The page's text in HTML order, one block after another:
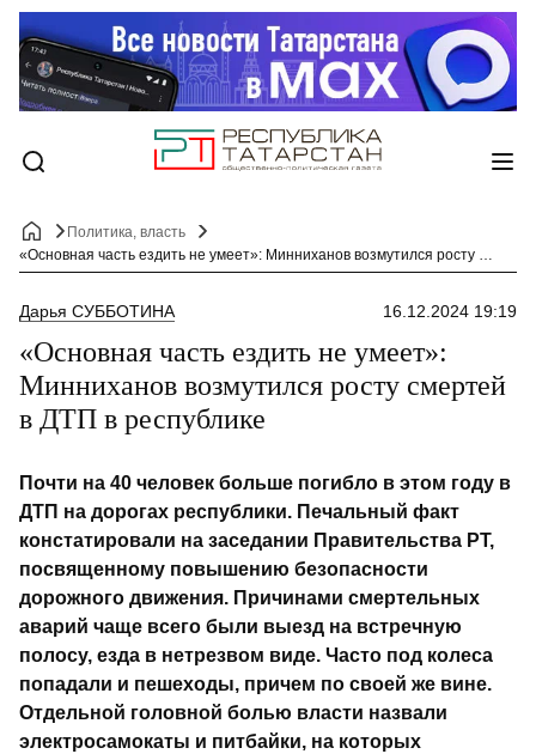
Политика, власть
«Основная часть ездить не умеет»: Минниханов возмутился росту смертей в ДТП в республике
Дарья СУББОТИНА 16.12.2024 19:19
«Основная часть ездить не умеет»:
Минниханов возмутился росту смертей
в ДТП в республике
Почти на 40 человек больше погибло в этом году в
ДТП на дорогах республики. Печальный факт
констатировали на заседании Правительства РТ,
посвященному повышению безопасности
дорожного движения. Причинами смертельных
аварий чаще всего были выезд на встречную
полосу, езда в нетрезвом виде. Часто под колеса
попадали и пешеходы, причем по своей же вине.
Отдельной головной болью власти назвали
электросамокаты и питбайки, на которых